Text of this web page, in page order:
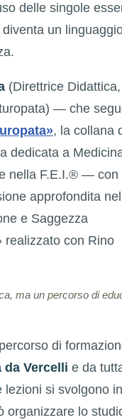
delle singole
un
(Direttrice Didattica,
— che
, la collana
dedicata a
nella F.E.I.® — con
approfondita
e Saggezza
realizzato con Rino
ma un percorso di
di
Vercelli e da
lezioni si svolgono in
organizzare lo